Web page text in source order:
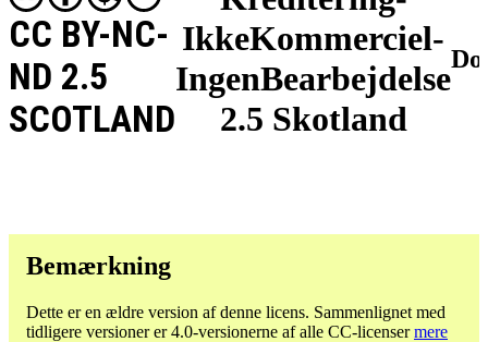
IkkeKommerciel-
IngenBearbejdelse
2.5 Skotland
CC BY-NC-
ND 2.5
SCOTLAND
Bemærkning
Dette er en ældre version af denne licens. Sammenlignet med
tidligere versioner er 4.0-versionerne af alle CC-licensermere